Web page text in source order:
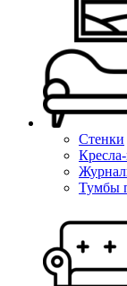
Стенки
Тумбы